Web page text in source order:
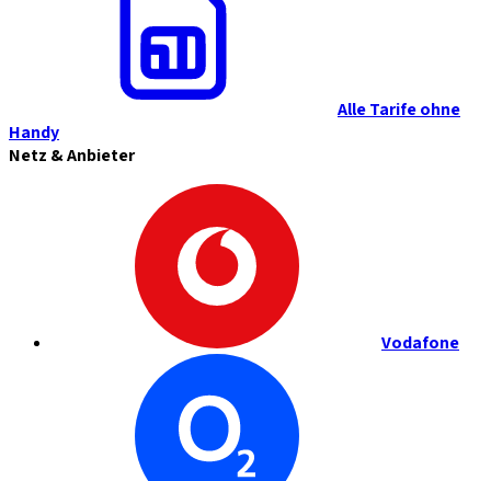
Alle Tarife ohne
Handy
Netz & Anbieter
Vodafone